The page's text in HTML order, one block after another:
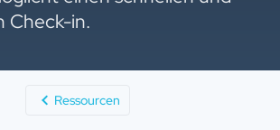
Check-in.
Ressourcen